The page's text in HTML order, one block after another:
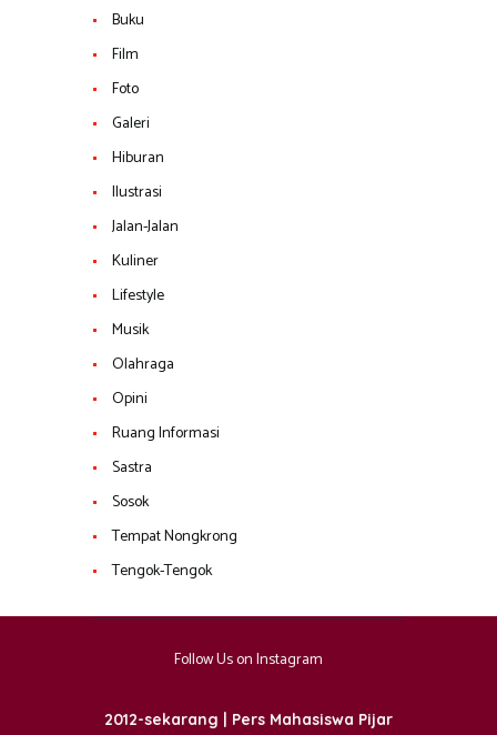
Buku
Film
Foto
Galeri
Hiburan
Ilustrasi
Jalan-Jalan
Kuliner
Lifestyle
Musik
Olahraga
Opini
Ruang Informasi
Sastra
Sosok
Tempat Nongkrong
Tengok-Tengok
Follow Us on Instagram
2012-sekarang | Pers Mahasiswa Pijar